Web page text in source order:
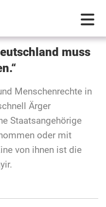
muss
Menschenrechte in
Ärger
Staatsangehörige
oder mit
von ihnen ist die